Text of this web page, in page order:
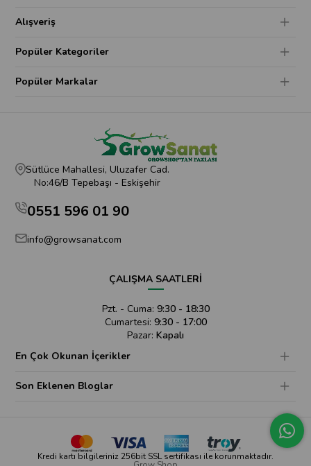
Alışveriş
Popüler Kategoriler
Popüler Markalar
Sütlüce Mahallesi, Uluzafer Cad.
No:46/B Tepebaşı - Eskişehir
0551 596 01 90
info@growsanat.com
ÇALIŞMA SAATLERİ
Pzt. - Cuma: 9:30 - 18:30
Cumartesi: 9:30 - 17:00
Pazar: Kapalı
En Çok Okunan İçerikler
Son Eklenen Bloglar
Kredi kartı bilgileriniz 256bit SSL sertifikası ile korunmaktadır.